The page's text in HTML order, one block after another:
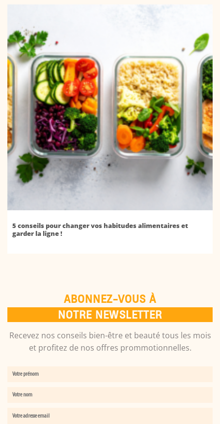
5 conseils pour changer vos habitudes alimentaires et
garder la ligne !
ABONNEZ-VOUS À
NOTRE NEWSLETTER
Recevez nos conseils bien-être et beauté tous les mois
et profitez de nos offres prommotionnelles.